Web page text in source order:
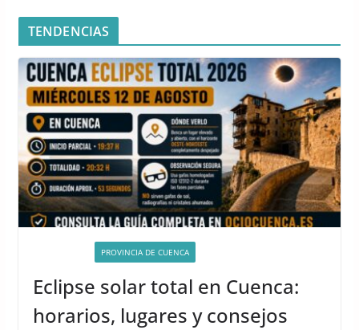
TENDENCIAS
PROVINCIA DE CUENCA
Eclipse solar total en Cuenca:
horarios, lugares y consejos